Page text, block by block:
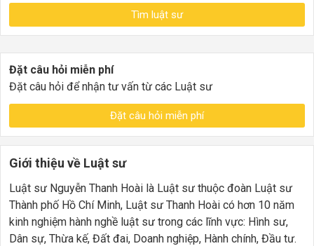
Tìm luật sư
Đặt câu hỏi miễn phí
Đặt câu hỏi để nhận tư vấn từ các Luật sư
Đặt câu hỏi miễn phí
Giới thiệu về Luật sư
Luật sư Nguyễn Thanh Hoài là Luật sư thuộc đoàn Luật sư
Thành phố Hồ Chí Minh, Luật sư Thanh Hoài có hơn 10 năm
kinh nghiệm hành nghề luật sư trong các lĩnh vực: Hình sư,
Dân sự, Thừa kế, Đất đai, Doanh nghiệp, Hành chính, Đầu tư.